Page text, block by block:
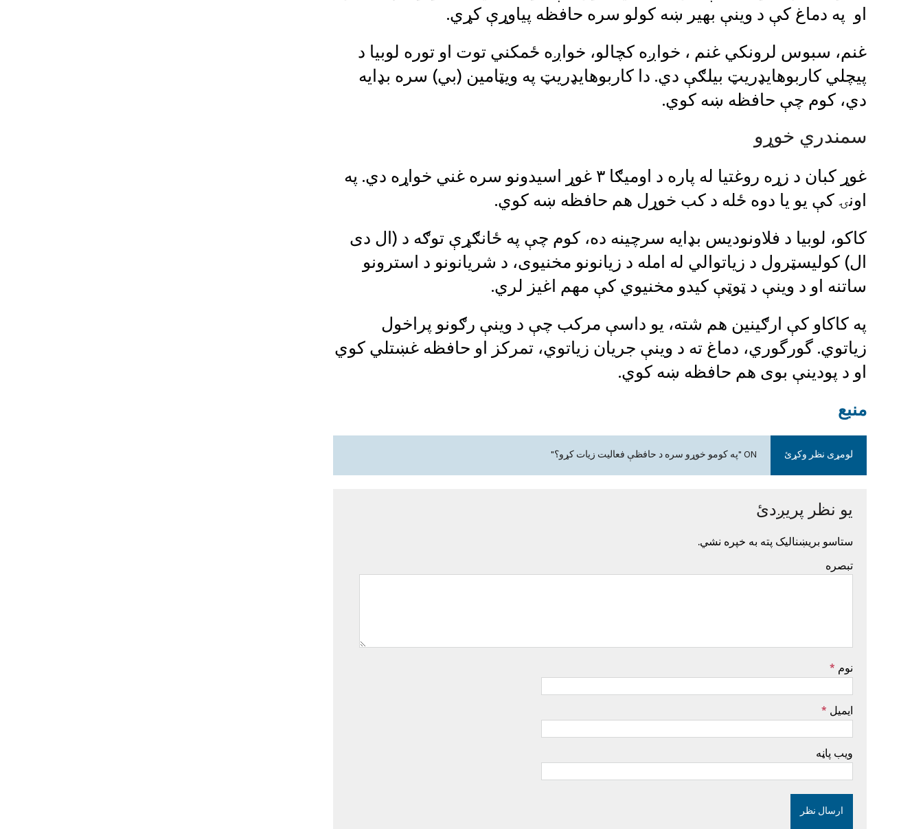
او په دماغ کې د وینې بهير ښه کولو سره حافظه پياوړې کړي.
غنم، سبوس لرونکي غنم ، خواږه کچالو، خواږه ځمکني توت او توره لوبیا د
پیچلي کاربوهایډریټ بیلګې دي. دا کاربوهایډریټ په ویټامین (بي) سره بډایه
دي، کوم چې حافظه ښه کوي.
سمندري خوړو
غوړ کبان د زړه روغتیا له پاره د اومیګا ۳ غوړ اسیدونو سره غني خواړه دي. په
اونۍ کې یو یا دوه ځله د کب خوړل هم حافظه ښه کوي.
کاکو، لوبیا د فلاونودیس بډایه سرچینه ده، کوم چې په ځانګړې توګه د (ال دی
ال) کولیسټرول د زیاتوالي له امله د زیانونو مخنیوی، د شریانونو د استرونو
ساتنه او د وینې د ټوټې کیدو مخنیوي کې مهم اغيز لري.
په کاکاو کې ارګینین هم شته، یو داسې مرکب چې د وینې رګونو پراخول
زیاتوي. گورگوري، دماغ ته د وینې جریان زیاتوي، تمرکز او حافظه غښتلي کوي
او د پودینې بوی هم حافظه ښه کوي.
منبع
لومړی نظر وکړئ ON "په کومو خوړو سره د حافظې فعالیت زيات کړو؟"
یو نظر پریږدئ
ستاسو بریښنالیک پته به خپره نشي.
تبصره
نوم *
ایمیل *
ویب پاڼه